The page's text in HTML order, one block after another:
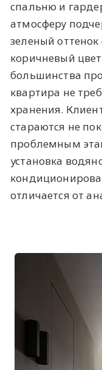
спальню и
атмосферу
зеленый
коричневый
большинства
квартира не
хранения.
стараются не
проблемным
установка
отличается от